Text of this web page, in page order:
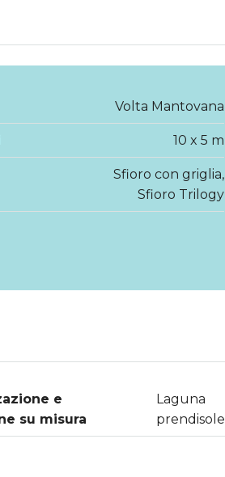
Volta Mantovana
10 x 5 m
Sfioro con griglia,
Sfioro Trilogy
e
su misura
Laguna
prendisole